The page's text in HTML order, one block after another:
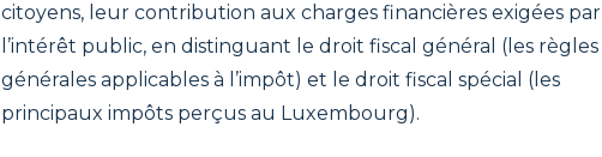
citoyens, leur contribution aux charges financières exigées par
l’intérêt public, en distinguant le droit fiscal général (les règles
générales applicables à l’impôt) et le droit fiscal spécial (les
principaux impôts perçus au Luxembourg).